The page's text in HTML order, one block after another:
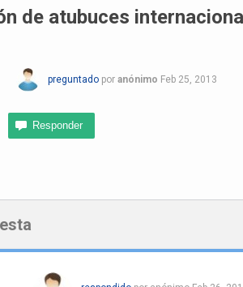
de atubuces
preguntado por anónimo Feb 25, 2013